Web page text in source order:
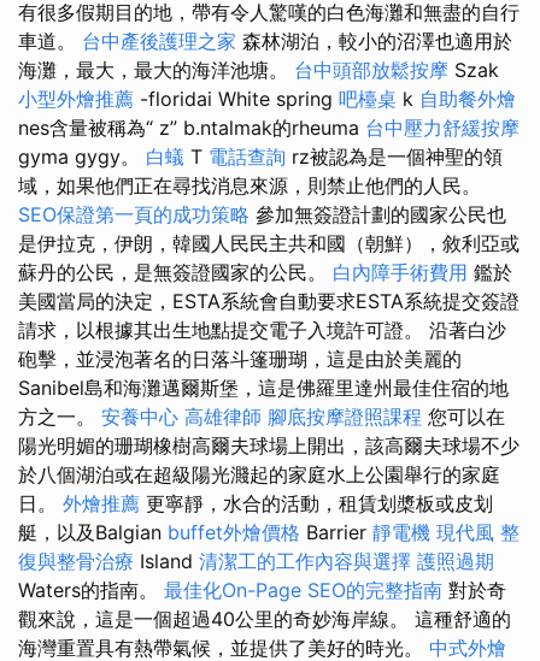
有很多假期目的地，帶有令人驚嘆的白色海灘和無盡的自行
車道。 台中產後護理之家 森林湖泊，較小的沼澤也適用於
海灘，最大，最大的海洋池塘。 台中頭部放鬆按摩 Szak
小型外燴推薦 -floridai White spring 吧檯桌 k 自助餐外燴
nes含量被稱為“ z” b.ntalmak的rheuma 台中壓力舒緩按摩
gyma gygy。 白蟻 T 電話查詢 rz被認為是一個神聖的領
域，如果他們正在尋找消息來源，則禁止他們的人民。
SEO保證第一頁的成功策略 參加無簽證計劃的國家公民也
是伊拉克，伊朗，韓國人民民主共和國（朝鮮），敘利亞或
蘇丹的公民，是無簽證國家的公民。 白內障手術費用 鑑於
美國當局的決定，ESTA系統會自動要求ESTA系統提交簽證
請求，以根據其出生地點提交電子入境許可證。 沿著白沙
砲擊，並浸泡著名的日落斗篷珊瑚，這是由於美麗的
Sanibel島和海灘邁爾斯堡，這是佛羅里達州最佳住宿的地
方之一。 安養中心 高雄律師 腳底按摩證照課程 您可以在
陽光明媚的珊瑚橡樹高爾夫球場上開出，該高爾夫球場不少
於八個湖泊或在超級陽光濺起的家庭水上公園舉行的家庭
日。 外燴推薦 更寧靜，水合的活動，租賃划槳板或皮划
艇，以及Balgian buffet外燴價格 Barrier 靜電機 現代風 整
復與整骨治療 Island 清潔工的工作內容與選擇 護照過期
Waters的指南。 最佳化On-Page SEO的完整指南 對於奇
觀來說，這是一個超過40公里的奇妙海岸線。 這種舒適的
海灣重置具有熱帶氣候，並提供了美好的時光。 中式外燴